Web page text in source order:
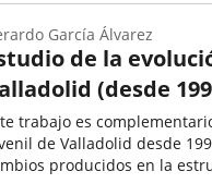
de la
(desde
trabajo es
de Valladolid desde
producidos en la
García Álvarez